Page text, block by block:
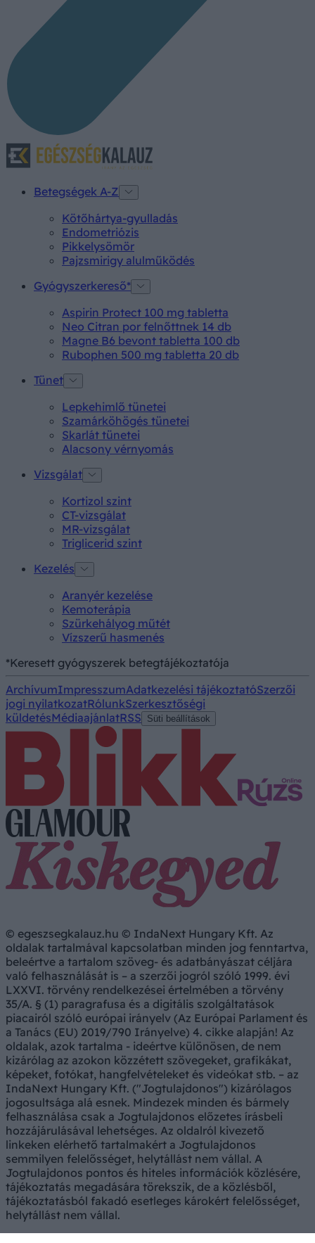
Betegségek A-Z
Kötőhártya-gyulladás
Endometriózis
Pikkelysömör
Pajzsmirigy alulműködés
Gyógyszerkereső*
Aspirin Protect 100 mg tabletta
Neo Citran por felnőttnek 14 db
Magne B6 bevont tabletta 100 db
Rubophen 500 mg tabletta 20 db
Tünet
Lepkehimlő tünetei
Szamárköhögés tünetei
Skarlát tünetei
Alacsony vérnyomás
Vizsgálat
Kortizol szint
CT-vizsgálat
MR-vizsgálat
Triglicerid szint
Kezelés
Aranyér kezelése
Kemoterápia
Szürkehályog műtét
Vízszerű hasmenés
*Keresett gyógyszerek betegtájékoztatója
ArchívumImpresszumAdatkezelési tájékoztatóSzerzői
jogi nyilatkozatRólunkSzerkesztőségi
küldetésMédiaajánlatRSS Süti beállítások
© egeszsegkalauz.hu © IndaNext Hungary Kft. Az
oldalak tartalmával kapcsolatban minden jog fenntartva,
beleértve a tartalom szöveg- és adatbányászat céljára
való felhasználását is – a szerzői jogról szóló 1999. évi
LXXVI. törvény rendelkezései értelmében a törvény
35/A. § (1) paragrafusa és a digitális szolgáltatások
piacairól szóló európai irányelv (Az Európai Parlament és
a Tanács (EU) 2019/790 Irányelve) 4. cikke alapján! Az
oldalak, azok tartalma - ideértve különösen, de nem
kizárólag az azokon közzétett szövegeket, grafikákat,
képeket, fotókat, hangfelvételeket és videókat stb. – az
IndaNext Hungary Kft. ("Jogtulajdonos") kizárólagos
jogosultsága alá esnek. Mindezek minden és bármely
felhasználása csak a Jogtulajdonos előzetes írásbeli
hozzájárulásával lehetséges. Az oldalról kivezető
linkeken elérhető tartalmakért a Jogtulajdonos
semmilyen felelősséget, helytállást nem vállal. A
Jogtulajdonos pontos és hiteles információk közlésére,
tájékoztatás megadására törekszik, de a közlésből,
tájékoztatásból fakadó esetleges károkért felelősséget,
helytállást nem vállal.